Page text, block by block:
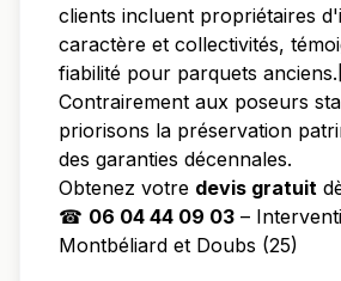
clients incluent propriétaires
caractère et collectivités,
fiabilité pour parquets
Contrairement aux poseurs
priorisons la préservation
des garanties décennales.
Obtenez votre devis gratuit
☎ 06 04 44 09 03 –
Montbéliard et Doubs (25)